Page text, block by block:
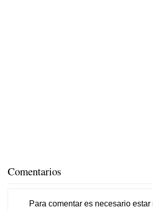
Comentarios
Para comentar es necesario estar